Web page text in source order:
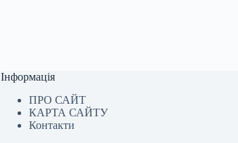
Інформація
ПРО САЙТ
КАРТА САЙТУ
Контакти